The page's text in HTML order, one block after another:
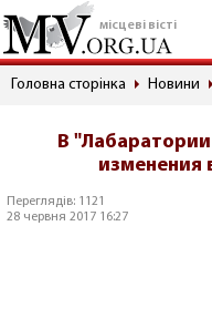
місцеві вісті
Головна сторінка Новини
В
изменения
Переглядів: 1121
28 червня 2017 16:27